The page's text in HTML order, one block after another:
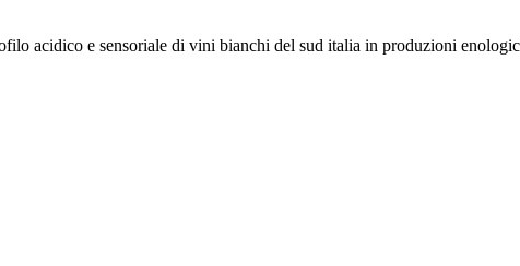
acidico e sensoriale di vini bianchi del sud italia in produzioni